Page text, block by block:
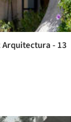
Arquitectura - 13